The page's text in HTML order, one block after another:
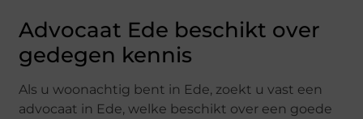
Advocaat Ede beschikt over
gedegen kennis
Als u woonachtig bent in Ede, zoekt u vast een
advocaat in Ede, welke beschikt over een goede